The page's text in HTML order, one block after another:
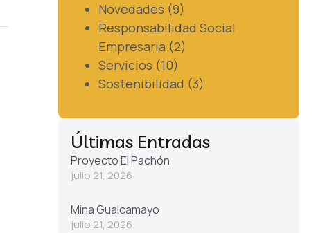
Novedades (9)
Responsabilidad Social
Empresaria (2)
Servicios (10)
Sostenibilidad (3)
Últimas Entradas
Proyecto El Pachón
julio 21, 2026
Mina Gualcamayo
julio 21, 2026